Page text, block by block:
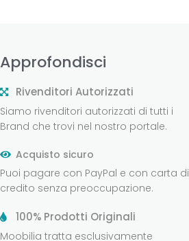
Approfondisci
Rivenditori Autorizzati
Siamo rivenditori autorizzati di tutti i
Brand che trovi nel nostro portale.
Acquisto sicuro
Puoi pagare con PayPal e con carta di
credito senza preoccupazione.
100% Prodotti Originali
Moobilia tratta esclusivamente